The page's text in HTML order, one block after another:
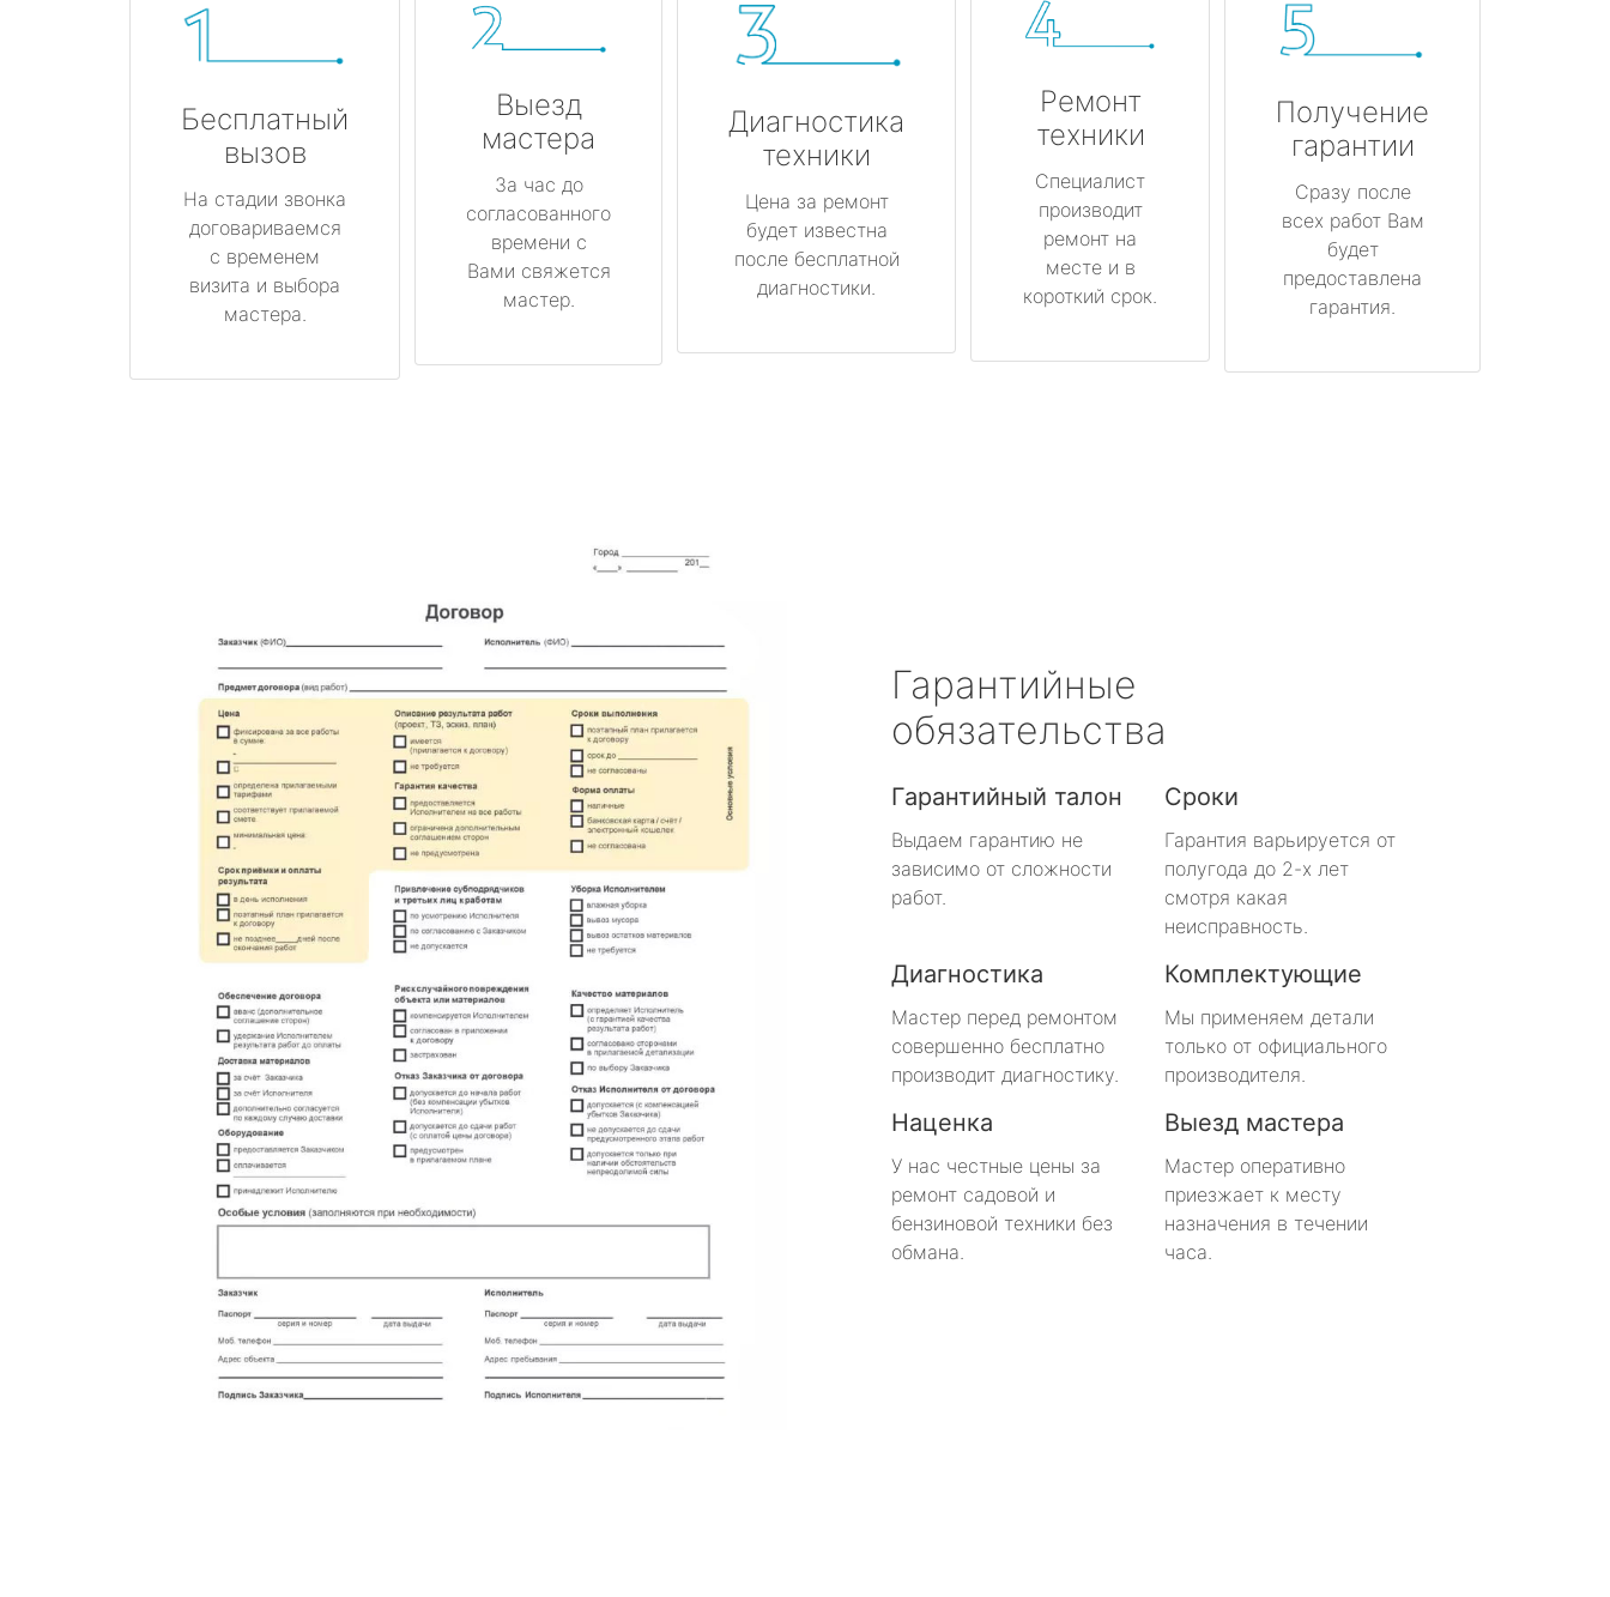
Бесплатный
вызов
На стадии звонка
договариваемся
с временем
визита и выбора
мастера.
Выезд
мастера
За час до
согласованного
времени с
Вами свяжется
мастер.
Диагностика
техники
Цена за ремонт
будет известна
после бесплатной
диагностики.
Ремонт
техники
Специалист
производит
ремонт на
месте и в
короткий срок.
Получение
гарантии
Сразу после
всех работ Вам
будет
предоставлена
гарантия.
Гарантийные
обязательства
Гарантийный талон
Выдаем гарантию не
зависимо от сложности
работ.
Сроки
Гарантия варьируется от
полугода до 2-х лет
смотря какая
неисправность.
Диагностика
Мастер перед ремонтом
совершенно бесплатно
производит диагностику.
Комплектующие
Мы применяем детали
только от официального
производителя.
Наценка
У нас честные цены за
ремонт садовой и
бензиновой техники без
обмана.
Выезд мастера
Мастер оперативно
приезжает к месту
назначения в течении
часа.